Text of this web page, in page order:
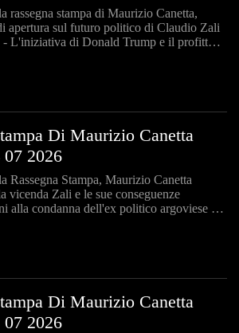
rassegna stampa di Maurizio Canetta,
apertura sul futuro politico di Claudio Zali
- L'iniziativa di Donald Trump e il profitto
Di Maurizio Canetta
2026
Rassegna Stampa, Maurizio Canetta
vicenda Zali e le sue conseguenze
alla condanna dell'ex politico argoviese e il
Di Maurizio Canetta
2026